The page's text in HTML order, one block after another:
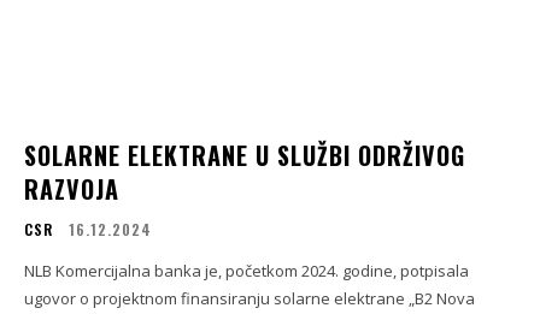
SOLARNE ELEKTRANE U SLUŽBI ODRŽIVOG
RAZVOJA
CSR 16.12.2024
NLB Komercijalna banka je, početkom 2024. godine, potpisala
ugovor o projektnom finansiranju solarne elektrane „B2 Nova